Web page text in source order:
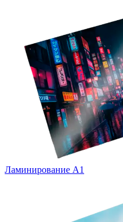
Ламинирование А1